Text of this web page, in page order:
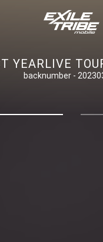
YEARLIVE
backnumber -